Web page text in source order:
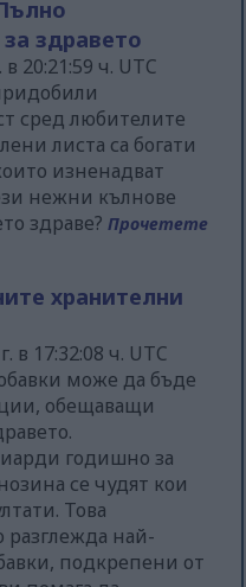
здравето
20:21:59 ч. UTC
сред любителите
листа са богати
изненадват
нежни кълнове
здраве?Прочетете
хранителни
в 17:32:08 ч. UTC
може да бъде
обещаващи
годишно за
се чудят кои
Това
разглежда най-
подкрепени от